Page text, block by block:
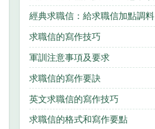
經典求職信：給求職信加點調料
求職信的寫作技巧
軍訓注意事項及要求
求職信的寫作要訣
英文求職信的寫作技巧
求職信的格式和寫作要點